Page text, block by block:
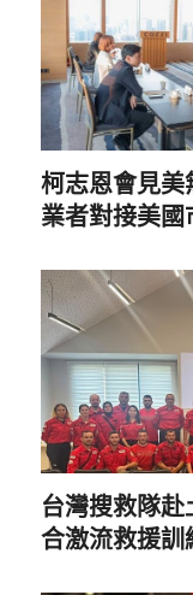
柯志恩會見
業者對接美國
台灣搜救隊
合激流救援訓